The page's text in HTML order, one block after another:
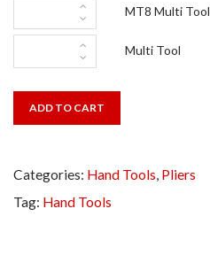
MT8 Multi Tool
Multi Tool
ADD TO CART
Categories: Hand Tools, Pliers
Tag: Hand Tools